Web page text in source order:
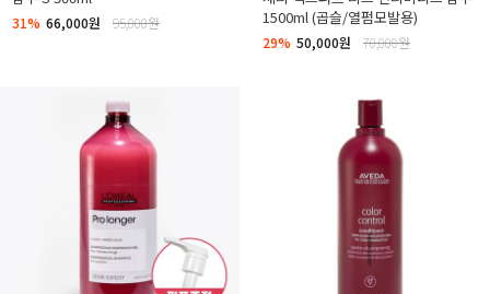
31% 66,000원 95,000원
1500ml (곱슬/열펌모발용)
29% 50,000원 70,000원